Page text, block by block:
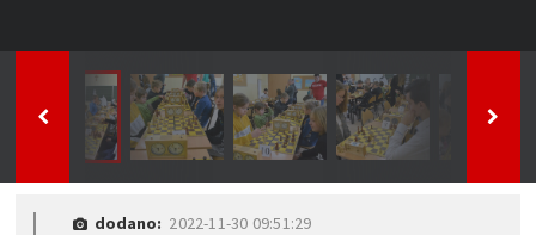
dodano: 2022-11-30 09:51:29